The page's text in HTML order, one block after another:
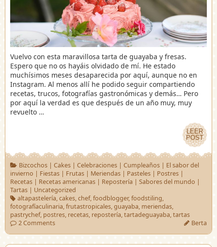
Vuelvo con esta maravillosa tarta de guayaba y fresas.
Espero que no os hayáis olvidado de mí. He estado
muchísimos meses desaparecida por aquí, aunque no en
Instagram. Al menos allí he podido seguir compartiendo
recetas, trucos, fotografías gastronómicas y demás… Pero
por aquí la verdad es que después de un año muy, muy
revuelto …
LEER
POST
LEER
POST
Bizcochos| Cakes| Celebraciones| Cumpleaños| El sabor del
invierno | Fiestas | Frutas | Meriendas | Pasteles | Postres |
Recetas | Recetas americanas | Repostería | Sabores del mundo |
Tartas | Uncategorized
altapastelería,cakes,chef,foodblogger,foodstiling,
fotografíaculinaria,frutastropicales,guayaba, meriendas,
pastrychef, postres, recetas, repostería,tartadeguayaba,tartas
2 Comments
Berta